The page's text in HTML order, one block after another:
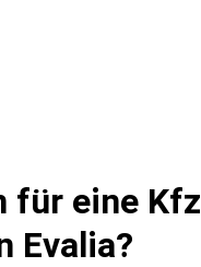
für eine Kfz
Evalia?